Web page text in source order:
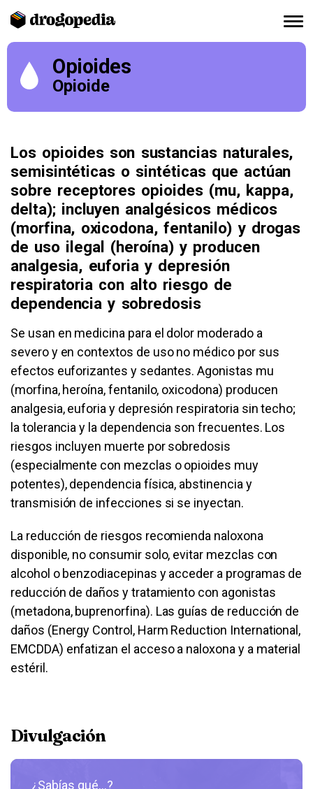
Opioides
Opioide
Los opioides son sustancias naturales,
semisintéticas o sintéticas que actúan
sobre receptores opioides (mu, kappa,
delta); incluyen analgésicos médicos
(morfina, oxicodona, fentanilo) y drogas
de uso ilegal (heroína) y producen
analgesia, euforia y depresión
respiratoria con alto riesgo de
dependencia y sobredosis
Se usan en medicina para el dolor moderado a
severo y en contextos de uso no médico por sus
efectos euforizantes y sedantes. Agonistas mu
(morfina, heroína, fentanilo, oxicodona) producen
analgesia, euforia y depresión respiratoria sin techo;
la tolerancia y la dependencia son frecuentes. Los
riesgos incluyen muerte por sobredosis
(especialmente con mezclas o opioides muy
potentes), dependencia física, abstinencia y
transmisión de infecciones si se inyectan.
La reducción de riesgos recomienda naloxona
disponible, no consumir solo, evitar mezclas con
alcohol o benzodiacepinas y acceder a programas de
reducción de daños y tratamiento con agonistas
(metadona, buprenorfina). Las guías de reducción de
daños (Energy Control, Harm Reduction International,
EMCDDA) enfatizan el acceso a naloxona y a material
estéril.
Divulgación
¿Sabías qué...?